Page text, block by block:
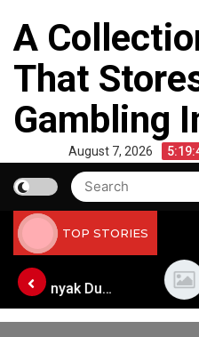
content
A
That
Gambling
August 7, 2026
Search
for:
TOP STORIES
May 15, 2026